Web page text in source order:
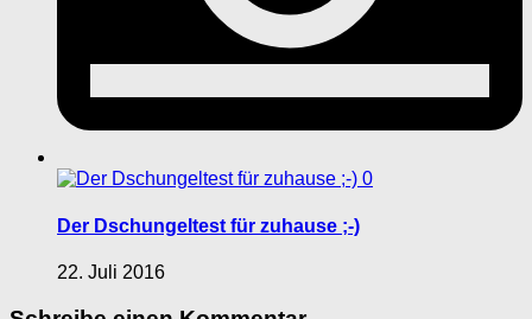
0
Der Dschungeltest für zuhause ;-)
22. Juli 2016